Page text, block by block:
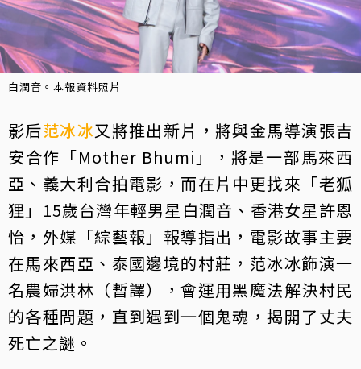
白潤音。本報資料照片
影后范冰冰又將推出新片，將與金馬導演張吉
安合作「Mother Bhumi」，將是一部馬來西
亞、義大利合拍電影，而在片中更找來「老狐
狸」15歲台灣年輕男星白潤音、香港女星許恩
怡，外媒「綜藝報」報導指出，電影故事主要
在馬來西亞、泰國邊境的村莊，范冰冰飾演一
名農婦洪林（暫譯），會運用黑魔法解決村民
的各種問題，直到遇到一個鬼魂，揭開了丈夫
死亡之謎。